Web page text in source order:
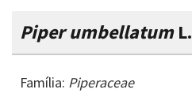
Piper umbellatumL.
Família: Piperaceae